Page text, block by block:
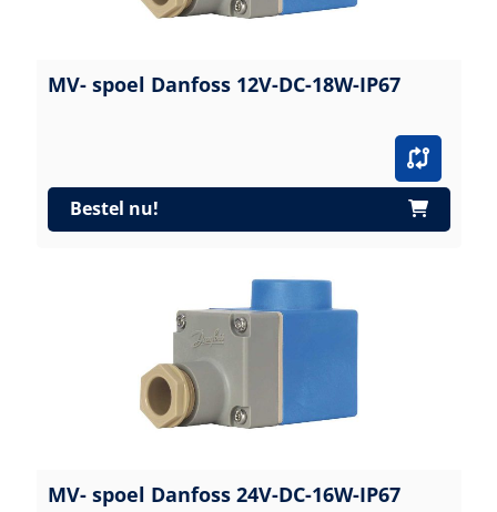
MV- spoel Danfoss 12V-DC-18W-IP67
Bestel nu!
MV- spoel Danfoss 24V-DC-16W-IP67